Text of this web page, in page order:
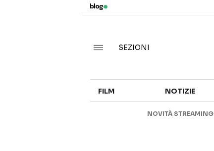
SEZIONI
FILM NOTIZIE
NOVITÀ STREAMING